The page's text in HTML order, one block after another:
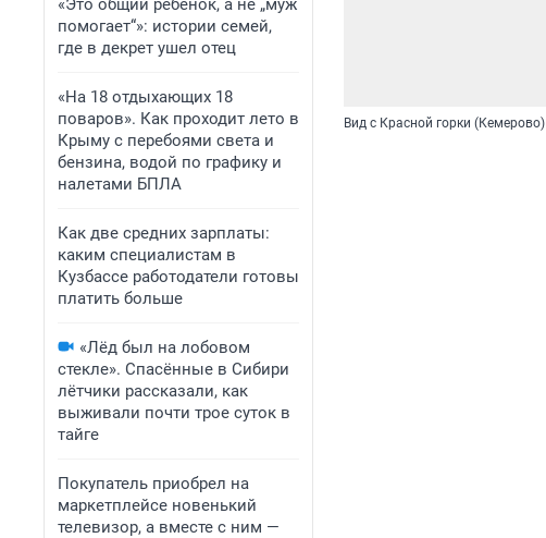
«Это общий ребенок, а не „муж
помогает“»: истории семей,
где в декрет ушел отец
«На 18 отдыхающих 18
поваров». Как проходит лето в
Крыму с перебоями света и
бензина, водой по графику и
налетами БПЛА
Как две средних зарплаты:
каким специалистам в
Кузбассе работодатели готовы
платить больше
«Лёд был на лобовом
стекле». Спасённые в Сибири
лётчики рассказали, как
выживали почти трое суток в
тайге
Покупатель приобрел на
маркетплейсе новенький
телевизор, а вместе с ним —
Вид с Красной горки (Кемерово)